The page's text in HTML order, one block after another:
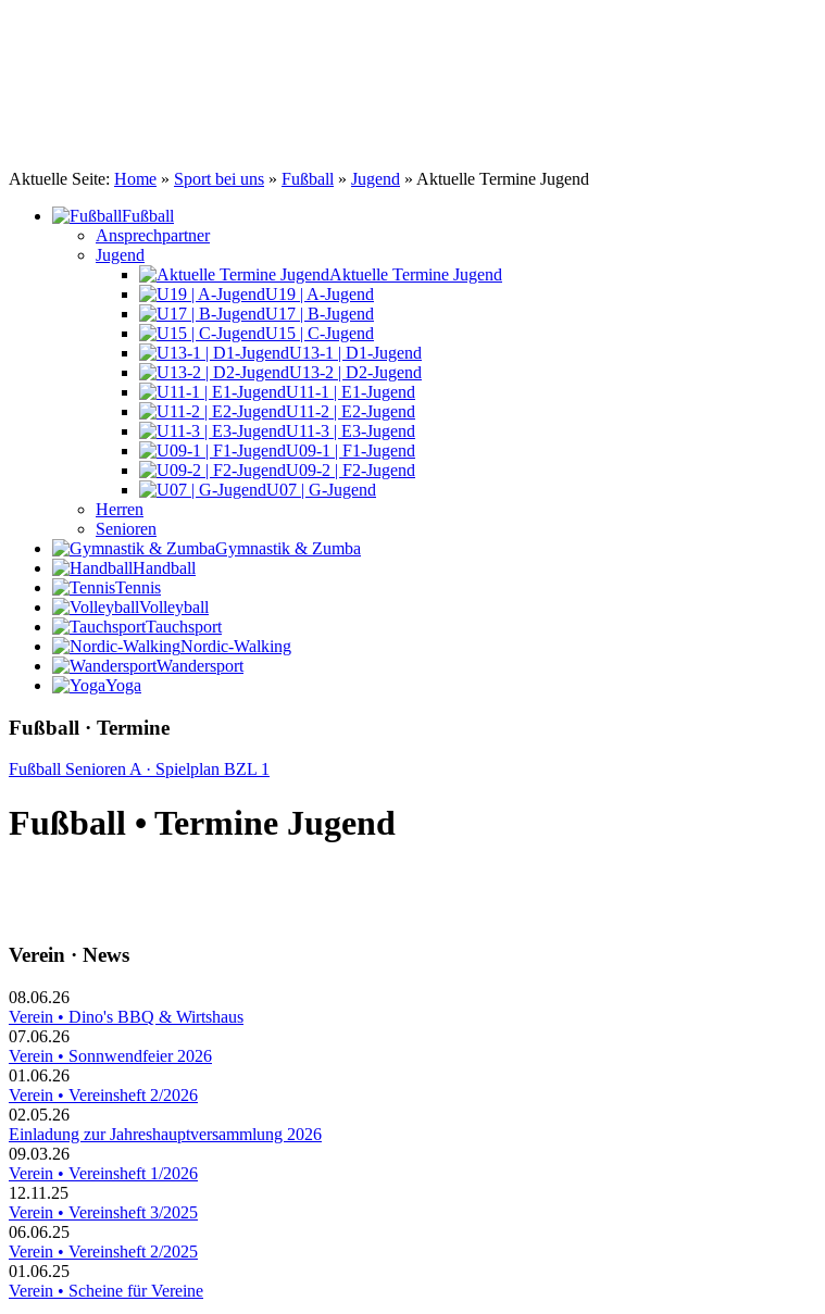
Aktuelle Seite: Home » Sport bei uns » Fußball » Jugend » Aktuelle Termine Jugend
Fußball
Ansprechpartner
Jugend
Aktuelle Termine Jugend
U19 | A-Jugend
U17 | B-Jugend
U15 | C-Jugend
U13-1 | D1-Jugend
U13-2 | D2-Jugend
U11-1 | E1-Jugend
U11-2 | E2-Jugend
U11-3 | E3-Jugend
U09-1 | F1-Jugend
U09-2 | F2-Jugend
U07 | G-Jugend
Herren
Senioren
Gymnastik & Zumba
Handball
Tennis
Volleyball
Tauchsport
Nordic-Walking
Wandersport
Yoga
Fußball · Termine
Fußball Senioren A · Spielplan BZL 1
Fußball • Termine Jugend
Verein · News
08.06.26
Verein • Dino's BBQ & Wirtshaus
07.06.26
Verein • Sonnwendfeier 2026
01.06.26
Verein • Vereinsheft 2/2026
02.05.26
Einladung zur Jahreshauptversammlung 2026
09.03.26
Verein • Vereinsheft 1/2026
12.11.25
Verein • Vereinsheft 3/2025
06.06.25
Verein • Vereinsheft 2/2025
01.06.25
Verein • Scheine für Vereine